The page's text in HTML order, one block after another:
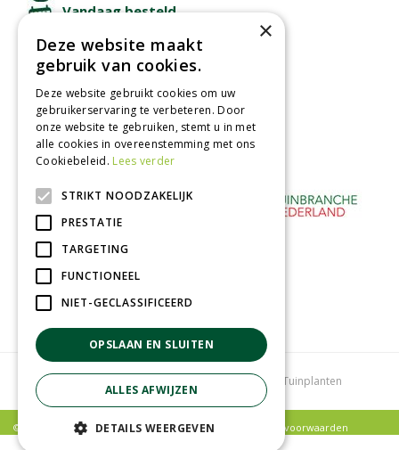
Vandaag besteld
Afhalen in tuincentrum
Betaal veilig
met iDeal - Wero
Kamerplanten Tuinplanten
© Poppelaars Tuincentrum |Privacy policy
Algemene voorwaarden
×
Deze website maakt
gebruik van cookies.
Deze website gebruikt cookies om uw
gebruikerservaring te verbeteren. Door
onze website te gebruiken, stemt u in met
alle cookies in overeenstemming met ons
Cookiebeleid. Lees verder
STRIKT NOODZAKELIJK
PRESTATIE
TARGETING
FUNCTIONEEL
NIET-GECLASSIFICEERD
OPSLAAN EN SLUITEN
ALLES AFWIJZEN
DETAILS WEERGEVEN